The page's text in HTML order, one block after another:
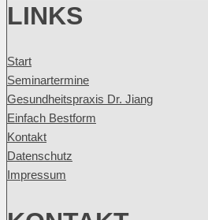
LINKS
Start
Seminartermine
Gesundheitspraxis Dr. Jiang
Einfach Bestform
Kontakt
Datenschutz
Impressum